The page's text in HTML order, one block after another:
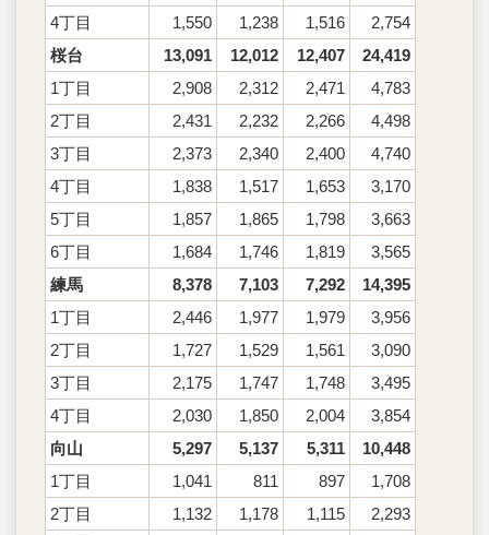
4丁目
1,550 1,238 1,516
2,754
桜台
13,091 12,012 12,407
24,419
1丁目
2,908 2,312 2,471
4,783
2丁目
2,431 2,232 2,266
4,498
3丁目
2,373 2,340 2,400
4,740
4丁目
1,838 1,517 1,653
3,170
5丁目
1,857 1,865 1,798
3,663
6丁目
1,684 1,746 1,819
3,565
練馬
8,378 7,103 7,292
14,395
1丁目
2,446 1,977 1,979
3,956
2丁目
1,727 1,529 1,561
3,090
3丁目
2,175 1,747 1,748
3,495
4丁目
2,030 1,850 2,004
3,854
向山
5,297 5,137 5,311
10,448
1丁目
1,041 811 897
1,708
2丁目
1,132 1,178 1,115
2,293